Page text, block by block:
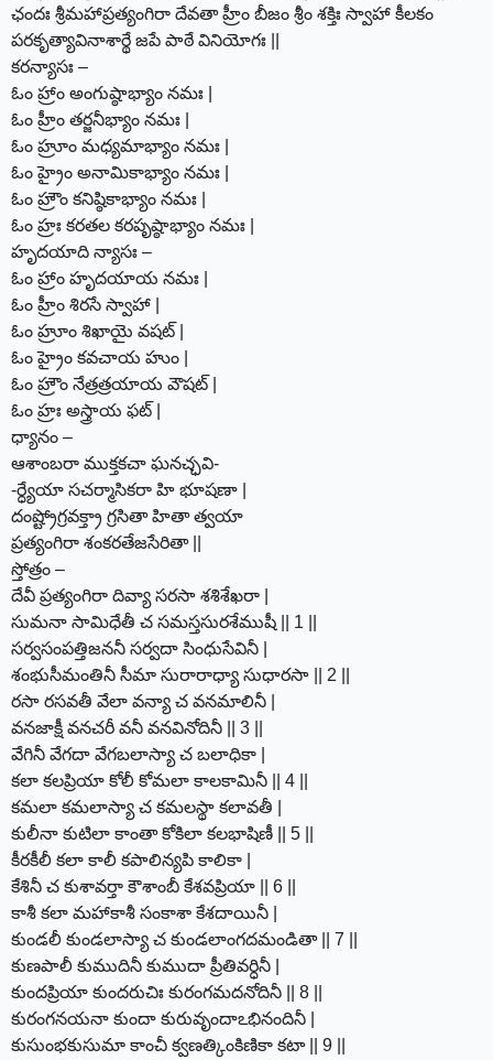
ఛందః శ్రీమహాప్రత్యంగిరా దేవతా హ్రీం బీజం శ్రీం శక్తిః స్వాహా కీలకం
పరకృత్యావినాశార్థే జపే పాఠే వినియోగః ||
కరన్యాసః –
ఓం హ్రాం అంగుష్ఠాభ్యాం నమః |
ఓం హ్రీం తర్జనీభ్యాం నమః |
ఓం హ్రూం మధ్యమాభ్యాం నమః |
ఓం హ్రైం అనామికాభ్యాం నమః |
ఓం హ్రౌం కనిష్ఠికాభ్యాం నమః |
ఓం హ్రః కరతల కరపృష్ఠాభ్యాం నమః |
హృదయాది న్యాసః –
ఓం హ్రాం హృదయాయ నమః |
ఓం హ్రీం శిరసే స్వాహా |
ఓం హ్రూం శిఖాయై వషట్ |
ఓం హ్రైం కవచాయ హుం |
ఓం హ్రౌం నేత్రత్రయాయ వౌషట్ |
ఓం హ్రః అస్త్రాయ ఫట్ |
ధ్యానం –
ఆశాంబరా ముక్తకచా ఘనచ్ఛవి-
-ర్ధ్యేయా సచర్మాసికరా హి భూషణా |
దంష్ట్రోగ్రవక్త్రా గ్రసితా హితా త్వయా
ప్రత్యంగిరా శంకరతేజసేరితా ||
స్తోత్రం –
దేవీ ప్రత్యంగిరా దివ్యా సరసా శశిశేఖరా |
సుమనా సామిధేతీ చ సమస్తసురశేముషీ || 1 ||
సర్వసంపత్తిజననీ సర్వదా సింధుసేవినీ |
శంభుసీమంతినీ సీమా సురారాధ్యా సుధారసా || 2 ||
రసా రసవతీ వేలా వన్యా చ వనమాలినీ |
వనజాక్షీ వనచరీ వనీ వనవినోదినీ || 3 ||
వేగినీ వేగదా వేగబలాస్యా చ బలాధికా |
కలా కలప్రియా కోలీ కోమలా కాలకామినీ || 4 ||
కమలా కమలాస్యా చ కమలస్థా కలావతీ |
కులీనా కుటిలా కాంతా కోకిలా కలభాషిణీ || 5 ||
కీరకీలీ కలా కాలీ కపాలిన్యపి కాలికా |
కేశినీ చ కుశావర్తా కౌశాంబీ కేశవప్రియా || 6 ||
కాశీ కలా మహాకాశీ సంకాశా కేశదాయినీ |
కుండలీ కుండలాస్యా చ కుండలాంగదమండితా || 7 ||
కుణపాలీ కుముదినీ కుముదా ప్రీతివర్ధినీ |
కుందప్రియా కుందరుచిః కురంగమదనోదినీ || 8 ||
కురంగనయనా కుందా కురువృందాఽభినందినీ |
కుసుంభకుసుమా కాంచీ క్వణత్కింకిణికా కటా || 9 ||